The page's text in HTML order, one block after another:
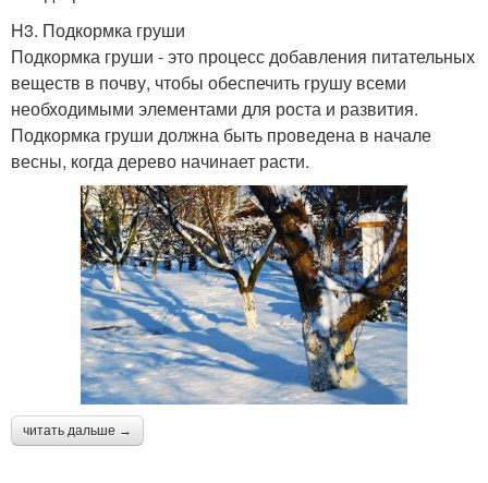
H3. Подкормка груши
Подкормка груши - это процесс добавления питательных
веществ в почву, чтобы обеспечить грушу всеми
необходимыми элементами для роста и развития.
Подкормка груши должна быть проведена в начале
весны, когда дерево начинает расти.
читать дальше →